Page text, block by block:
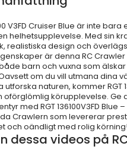
V3FD Cruiser Blue är inte
helhetsupplevelse. Med sin
realistiska design och
är denna RC
barn och vuxna som
om du vill utmana dina
utforska naturen, kommer RGT
oförglömlig körupplevelse. Ge
med RGT 136100V3FD Blue
Crawlern som levererar
och oändligt med rolig körning!
dessa videos på